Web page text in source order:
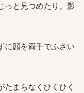
っと見つめたり、影
に顔を両手でふさい
まらなくひくひく